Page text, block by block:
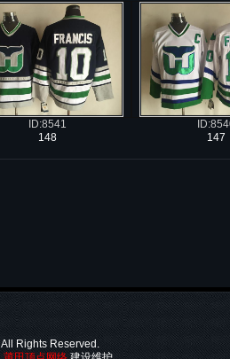
ID:8541
148
147
All Rights Reserved.